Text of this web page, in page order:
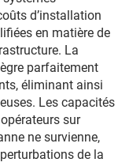
d’installation
en matière de
La
parfaitement
éliminant ainsi
Les capacités
sur
ne survienne,
de la